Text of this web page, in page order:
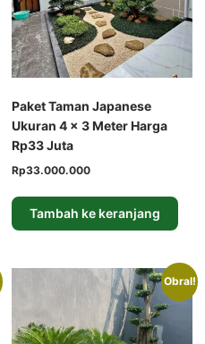
Paket Taman Japanese
Ukuran 4 x 3 Meter Harga
Rp33 Juta
Harga
adalah:
Rp45.000.000.
Rp33.000.000Harga
adalah:
Tambah ke keranjang
Obral!